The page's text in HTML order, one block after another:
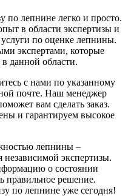
по лепнине легко и просто.
в области экспертизы и
услуги по оценке лепнины.
экспертами, которые
данной области.
с нами по указанному
почте. Наш менеджер
вам сделать заказ.
и гарантируем высокое
лепнины –
независимой экспертизы.
о состоянии
правильное решение.
по лепнине уже сегодня!